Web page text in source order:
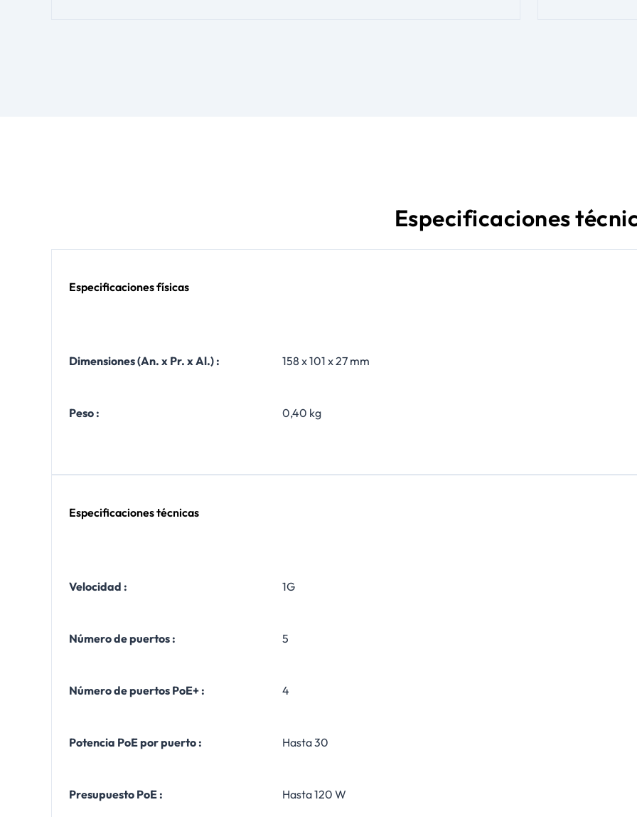
Especificaciones
Especificaciones físicas
Dimensiones (An. x Pr. x Al.) : 158 x 101 x 27 mm
Peso : 0,40 kg
Especificaciones técnicas
Velocidad : 1G
Número de puertos : 5
Número de puertos PoE+ : 4
Potencia PoE por puerto : Hasta 30
Presupuesto PoE : Hasta 120 W